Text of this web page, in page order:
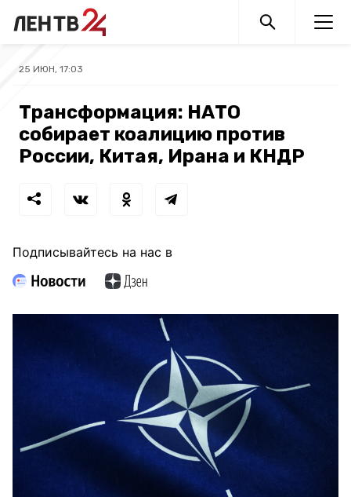
25 ИЮН, 17:03
Трансформация: НАТО
собирает коалицию против
России, Китая, Ирана и КНДР
Подписывайтесь на нас в